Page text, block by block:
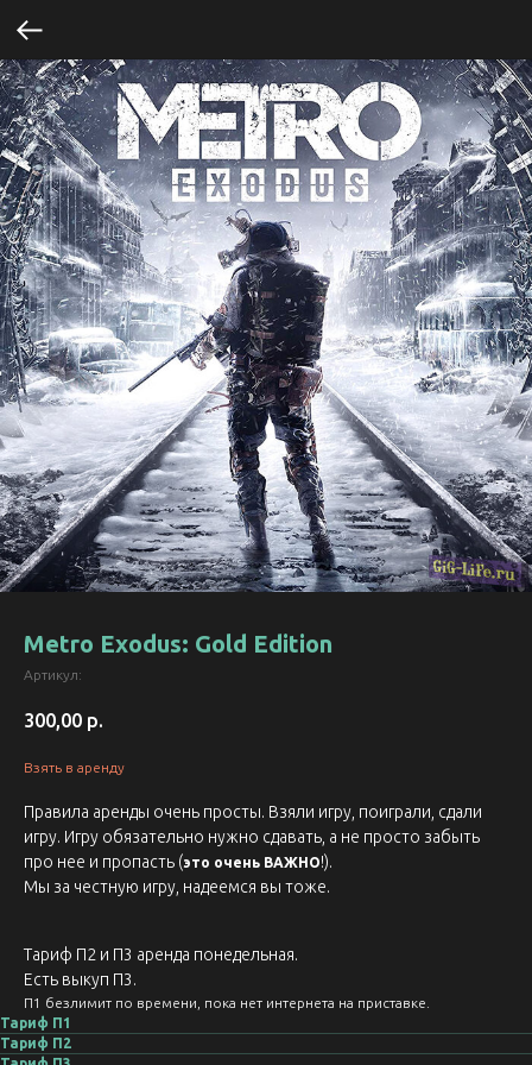
Metro Exodus: Gold Edition
Артикул:
300,00 р.
Взять в аренду
Правила аренды очень просты. Взяли игру, поиграли, сдали
игру. Игру обязательно нужно сдавать, а не просто забыть
про нее и пропасть (это очень ВАЖНО!).
Мы за честную игру, надеемся вы тоже.
Тариф П2 и П3 аренда понедельная.
Есть выкуп П3.
П1 безлимит по времени, пока нет интернета на приставке.
Тариф П1
Тариф П2